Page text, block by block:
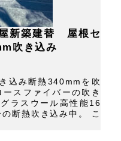
新築建替 屋根セ
吹き込み
込み断熱340mmを吹
スファイバーの吹き
ラスウール高性能16
断熱吹き込み中。 こ